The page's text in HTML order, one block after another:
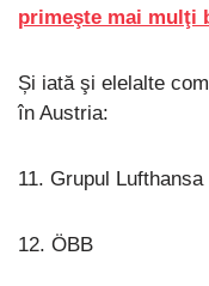
primeşte mai mulţi
Și iată şi elelalte
în Austria:
11. Grupul Lufthansa
12. ÖBB